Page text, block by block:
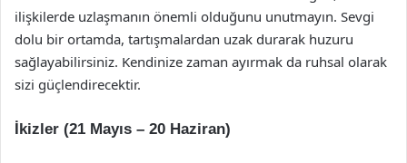
ilişkilerde uzlaşmanın önemli olduğunu unutmayın. Sevgi
dolu bir ortamda, tartışmalardan uzak durarak huzuru
sağlayabilirsiniz. Kendinize zaman ayırmak da ruhsal olarak
sizi güçlendirecektir.
İkizler (21 Mayıs – 20 Haziran)